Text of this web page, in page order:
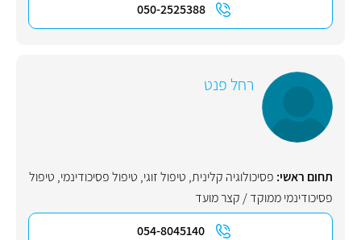
050-2525388
רחל פנט
תחום ראשי: פסיכולוגיה קלינית, טיפול זוגי, טיפול פסיכודינמי, טיפול
פסיכודינמי ממוקד / קצר מועד
054-8045140